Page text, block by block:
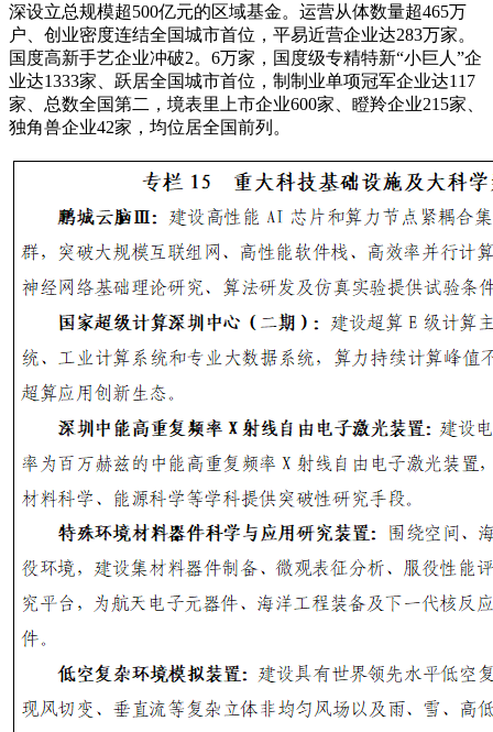
深设立总规模超500亿元的区域基金。运营从体数量超465万
户、创业密度连结全国城市首位，平易近营企业达283万家。
国度高新手艺企业冲破2。6万家，国度级专精特新“小巨人”企
业达1333家、跃居全国城市首位，制制业单项冠军企业达117
家、总数全国第二，境表里上市企业600家、瞪羚企业215家、
独角兽企业42家，均位居全国前列。